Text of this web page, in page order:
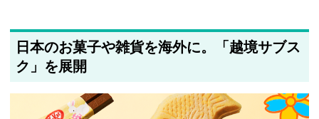
日本のお菓子や雑貨を海外に。「越境サブス
ク」を展開